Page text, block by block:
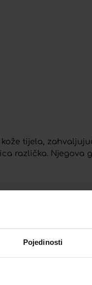
Pojedinosti
tijela,
različka. Njegova